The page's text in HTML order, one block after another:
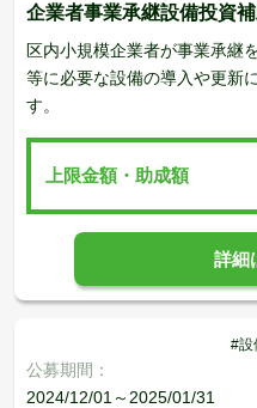
企業者事業承継設備投資補
区内小規模企業者が事業承継
等に必要な設備の導入や更新
す。
上限金額・助成額
詳細
#設
公募期間：
2024/12/01～2025/01/31